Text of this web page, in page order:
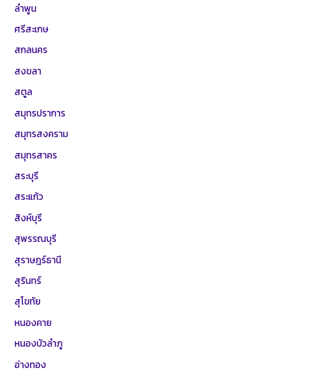
ลำพูน
ศรีสะเกษ
สกลนคร
สงขลา
สตูล
สมุทรปราการ
สมุทรสงคราม
สมุทรสาคร
สระบุรี
สระแก้ว
สิงห์บุรี
สุพรรณบุรี
สุราษฎร์ธานี
สุรินทร์
สุโขทัย
หนองคาย
หนองบัวลำภู
อ่างทอง